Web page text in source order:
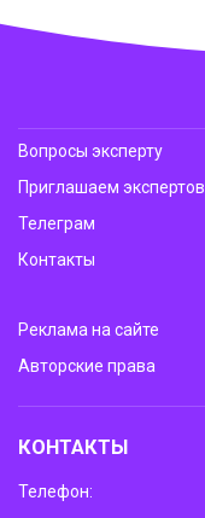
Вопросы эксперту
Приглашаем экспертов
Телеграм
Контакты
Реклама на сайте
Авторские права
КОНТАКТЫ
Телефон: